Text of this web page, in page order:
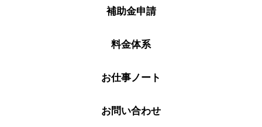
補助金申請
料金体系
お仕事ノート
お問い合わせ